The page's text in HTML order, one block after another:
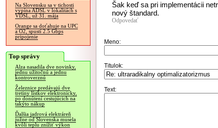
Na Slovensku sa v tichosti
vypína ADSL v lokalitách s
VDSL, už 31. mája
Orange sa doťahuje na UPC
a O2, spustí 2.5 Gbps
pripojenie
Top správy
Alza nasadila dve novinky,
jednu užitočnú a jednu
kontroverznú
Železnice predávajú dve
tretiny lístkov elektronicky,
po donútení cestujúcich na
takýto nákup
Ďalšia jadrová elektráreň
južne od Slovenska musela
kvôli teplu znížiť výkon
Šak keď sa pri implementácii
nový štandard.
Odpovedať
Meno:
Titulok:
Text: